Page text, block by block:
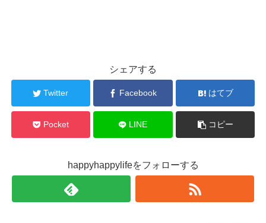
シェアする
Twitter Facebook はてブ
Pocket LINE コピー
happyhappylifeをフォローする